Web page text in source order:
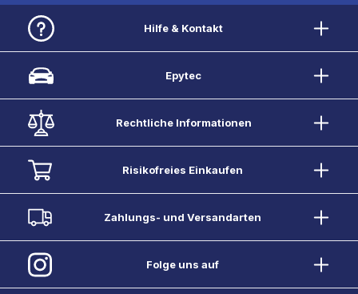
Hilfe & Kontakt
Epytec
Rechtliche Informationen
Risikofreies Einkaufen
Zahlungs- und Versandarten
Folge uns auf